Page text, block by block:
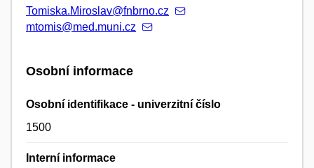
Tomiska.Miroslav@fnbrno.cz
mtomis@med.muni.cz
Osobní informace
Osobní identifikace - univerzitní číslo
1500
Interní informace